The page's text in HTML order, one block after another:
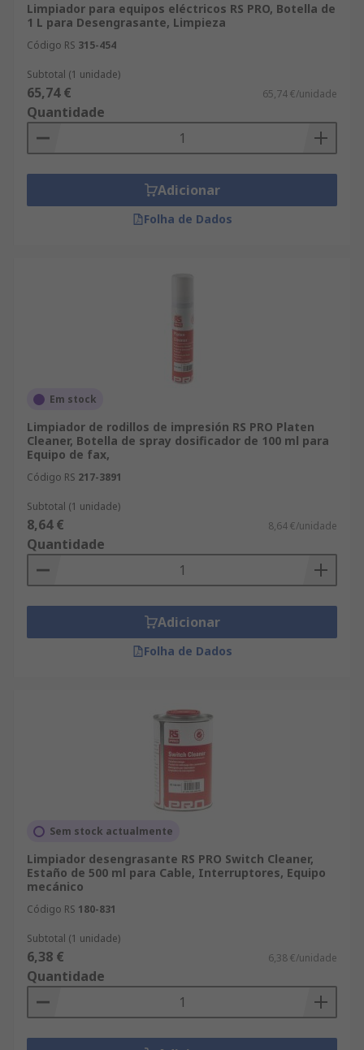
Limpiador para equipos eléctricos RS PRO, Botella de
1 L para Desengrasante, Limpieza
Código RS 315-454
Subtotal (1 unidade)
65,74 € 65,74 €/unidade
Quantidade
Adicionar
Folha de Dados
Em stock
Limpiador de rodillos de impresión RS PRO Platen
Cleaner, Botella de spray dosificador de 100 ml para
Equipo de fax,
Código RS 217-3891
Subtotal (1 unidade)
8,64 € 8,64 €/unidade
Quantidade
Adicionar
Folha de Dados
Sem stock actualmente
Limpiador desengrasante RS PRO Switch Cleaner,
Estaño de 500 ml para Cable, Interruptores, Equipo
mecánico
Código RS 180-831
Subtotal (1 unidade)
6,38 € 6,38 €/unidade
Quantidade